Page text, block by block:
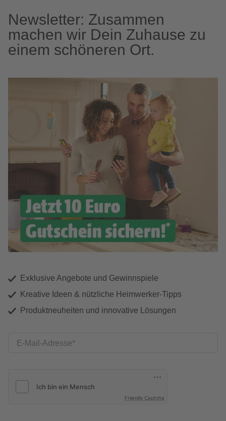
Newsletter: Zusammen
machen wir Dein Zuhause zu
einem schöneren Ort.
Exklusive Angebote und Gewinnspiele
Kreative Ideen & nützliche Heimwerker-Tipps
Produktneuheiten und innovative Lösungen
E-Mail-Adresse
Friendly Captcha